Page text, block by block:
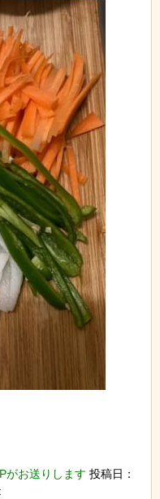
がお送りします 投稿日：